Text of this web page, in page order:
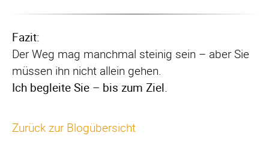
Fazit:
Der Weg mag manchmal steinig sein – aber Sie
müssen ihn nicht allein gehen.
Ich begleite Sie – bis zum Ziel.
Zurück zur Blogübersicht